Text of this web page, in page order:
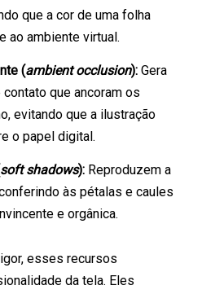
que a cor de uma folha
ao ambiente virtual.
(ambient occlusion): Gera
que ancoram os
evitando que a ilustração
o papel digital.
soft shadows): Reproduzem a
às pétalas e caules
e orgânica.
esses recursos
da tela. Eles